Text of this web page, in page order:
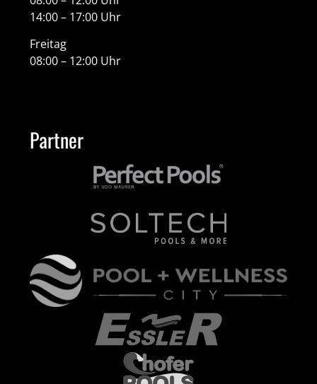
14:00 – 17:00 Uhr
Freitag
08:00 – 12:00 Uhr
Partner